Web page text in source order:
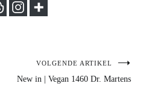
VOLGENDE ARTIKEL
New in | Vegan 1460 Dr. Martens